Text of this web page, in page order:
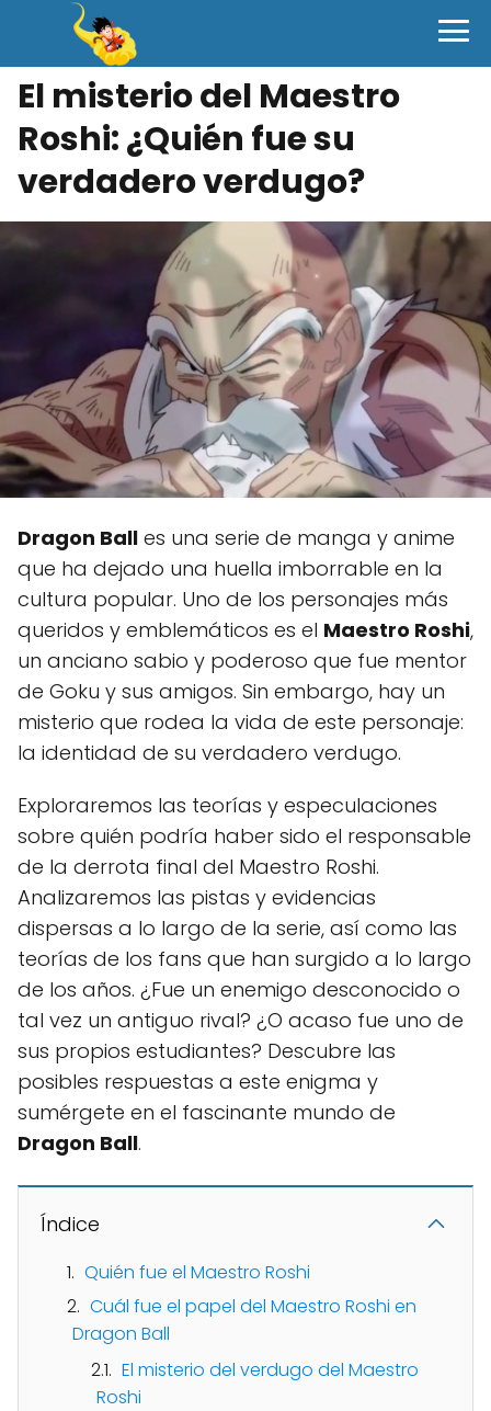
El misterio del Maestro
Roshi: ¿Quién fue su
verdadero verdugo?
Dragon Ball es una serie de manga y anime
que ha dejado una huella imborrable en la
cultura popular. Uno de los personajes más
queridos y emblemáticos es el Maestro Roshi,
un anciano sabio y poderoso que fue mentor
de Goku y sus amigos. Sin embargo, hay un
misterio que rodea la vida de este personaje:
la identidad de su verdadero verdugo.
Exploraremos las teorías y especulaciones
sobre quién podría haber sido el responsable
de la derrota final del Maestro Roshi.
Analizaremos las pistas y evidencias
dispersas a lo largo de la serie, así como las
teorías de los fans que han surgido a lo largo
de los años. ¿Fue un enemigo desconocido o
tal vez un antiguo rival? ¿O acaso fue uno de
sus propios estudiantes? Descubre las
posibles respuestas a este enigma y
sumérgete en el fascinante mundo de
Dragon Ball.
Índice
Quién fue el Maestro Roshi
Cuál fue el papel del Maestro Roshi en
Dragon Ball
El misterio del verdugo del Maestro
Roshi